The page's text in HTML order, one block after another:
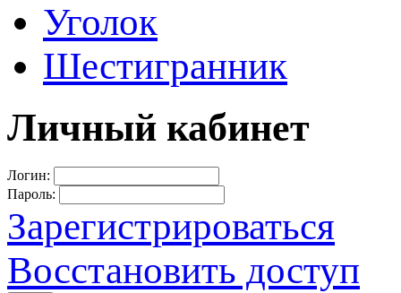
Уголок
Шестигранник
Личный кабинет
Логин:
Пароль:
Зарегистрироваться
Восстановить доступ